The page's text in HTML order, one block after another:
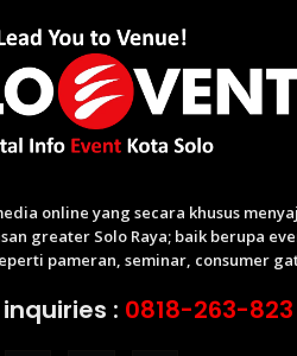
online yang secara khusus
greater Solo Raya; baik berupa
pameran, seminar, consumer
: 0818-263-823